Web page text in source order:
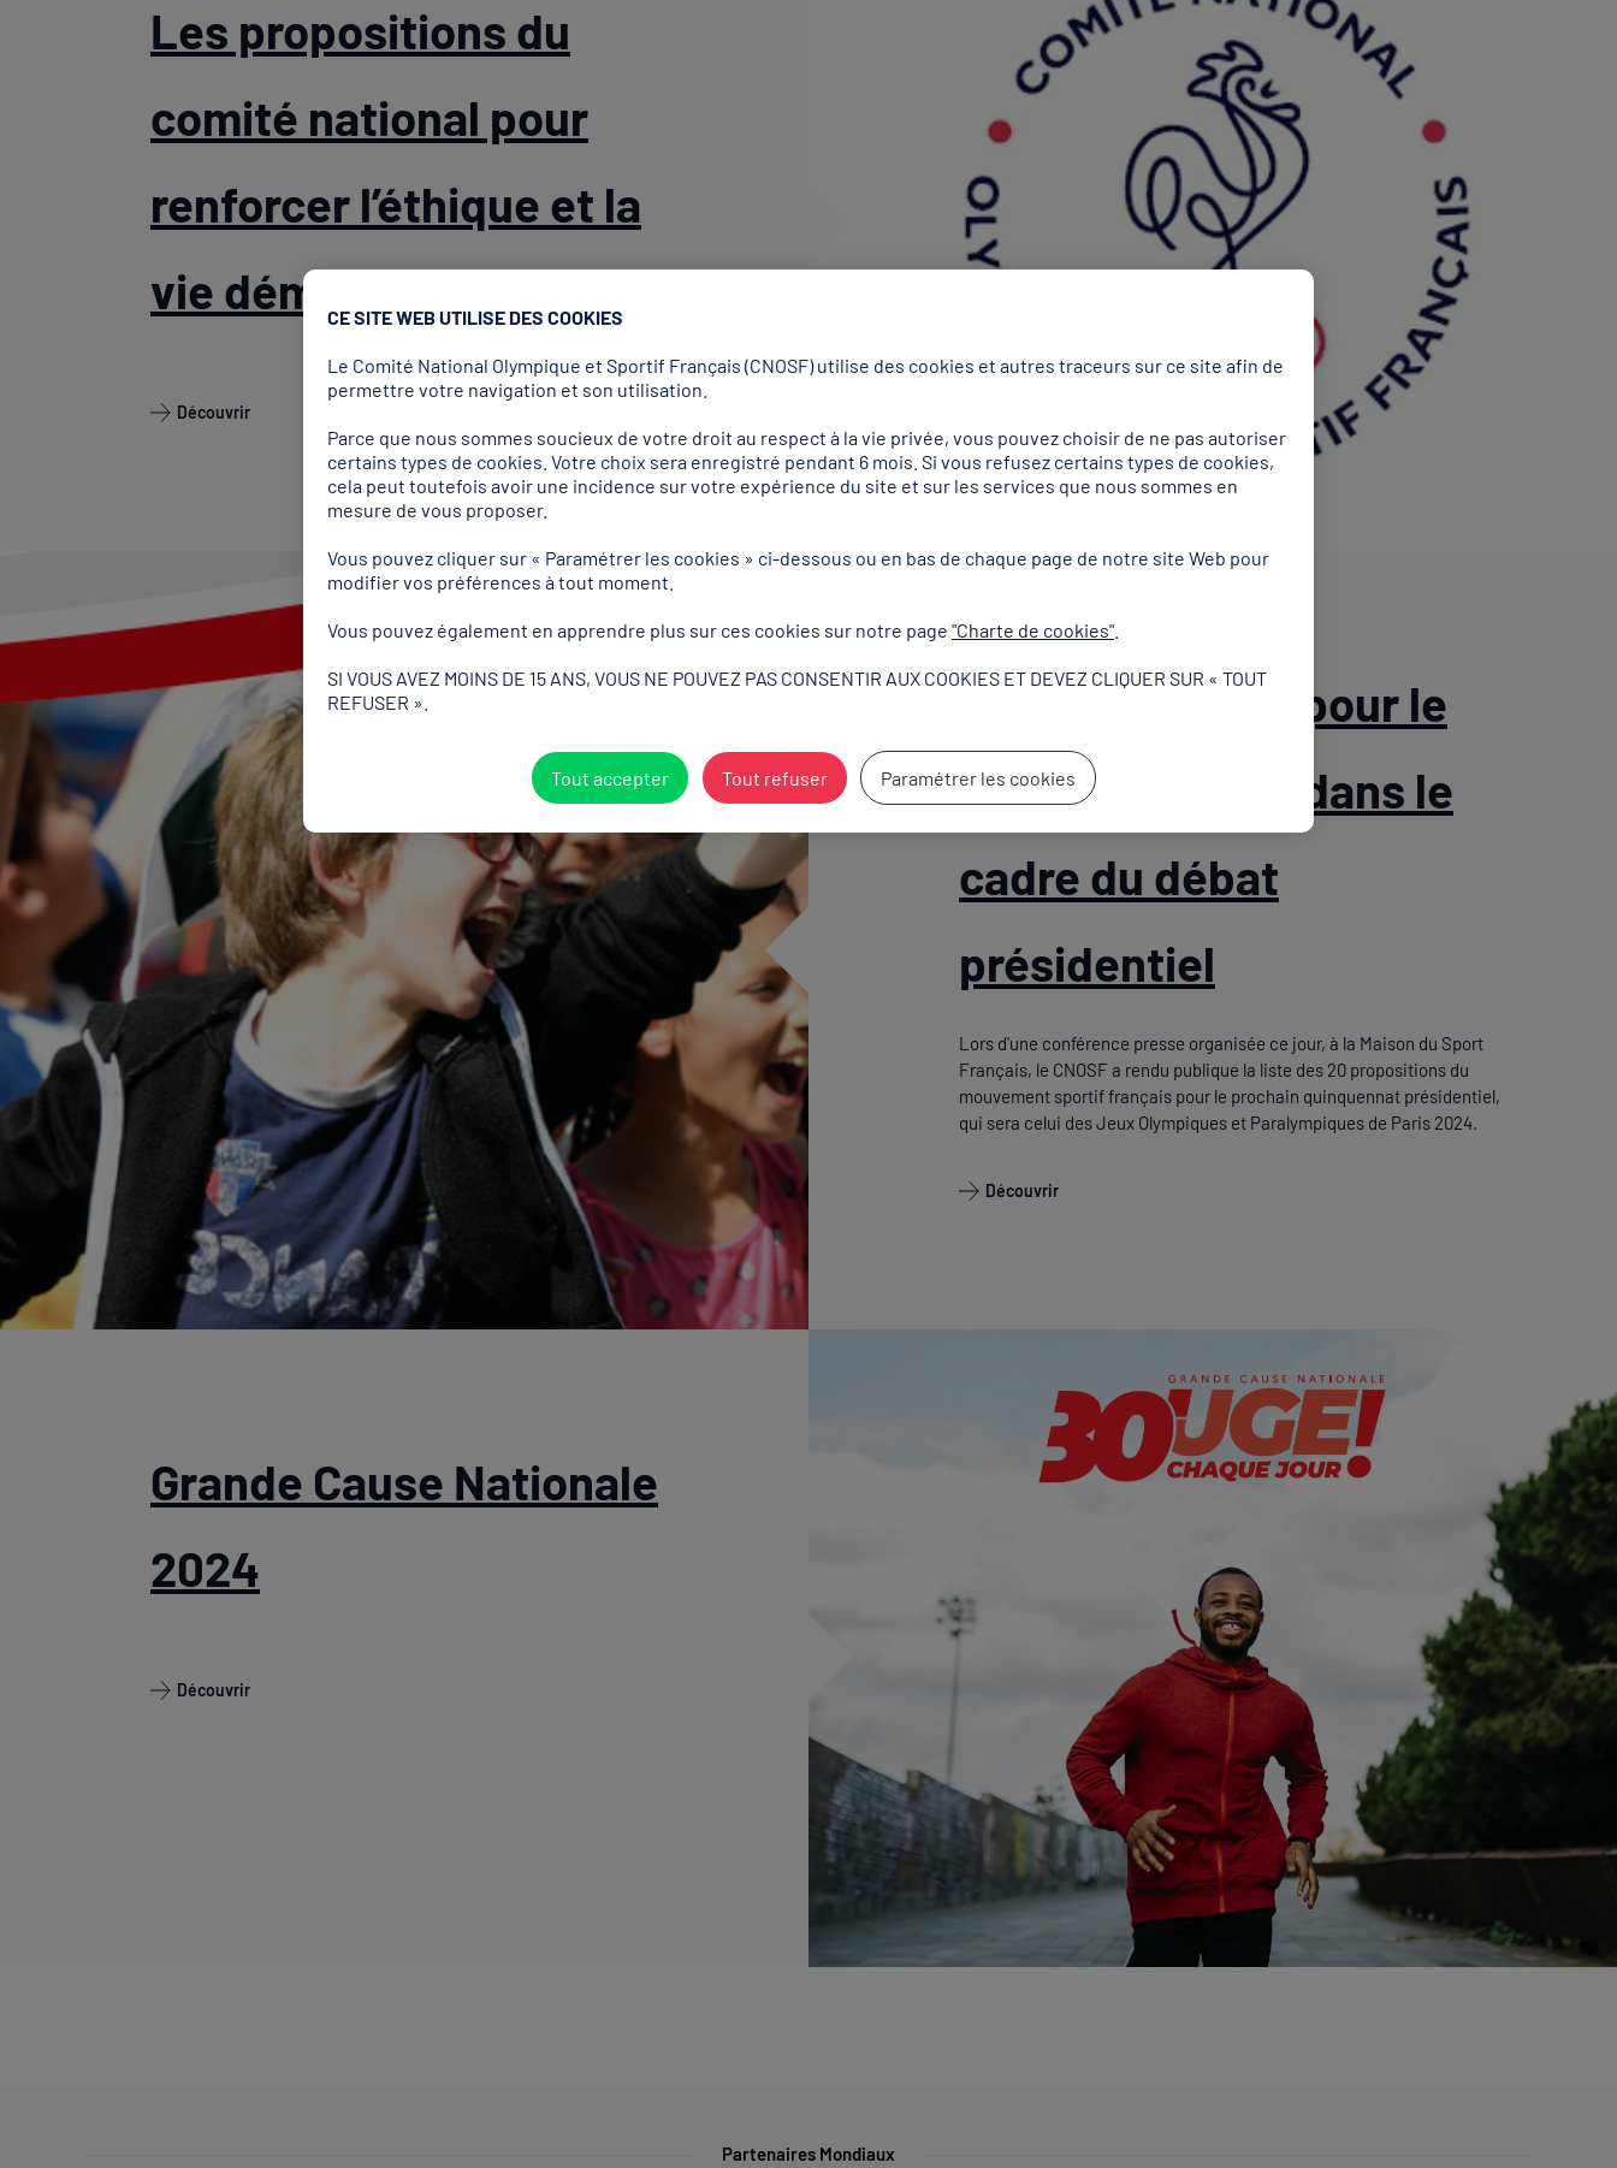
Les propositions du
comité national pour
renforcer l’éthique et la
vie démocratique
Découvrir
20 propositions pour le
sport en France dans le
cadre du débat
présidentiel
Lors d'une conférence presse organisée ce jour, à la Maison du Sport
Français, le CNOSF a rendu publique la liste des 20 propositions du
mouvement sportif français pour le prochain quinquennat présidentiel,
qui sera celui des Jeux Olympiques et Paralympiques de Paris 2024.
Découvrir
Grande Cause Nationale
2024
Découvrir
Partenaires Mondiaux
CE SITE WEB UTILISE DES COOKIES
Le Comité National Olympique et Sportif Français (CNOSF) utilise des cookies et autres traceurs sur ce site afin de
permettre votre navigation et son utilisation.
Parce que nous sommes soucieux de votre droit au respect à la vie privée, vous pouvez choisir de ne pas autoriser
certains types de cookies. Votre choix sera enregistré pendant 6 mois. Si vous refusez certains types de cookies,
cela peut toutefois avoir une incidence sur votre expérience du site et sur les services que nous sommes en
mesure de vous proposer.
Vous pouvez cliquer sur « Paramétrer les cookies » ci-dessous ou en bas de chaque page de notre site Web pour
modifier vos préférences à tout moment.
Vous pouvez également en apprendre plus sur ces cookies sur notre page "Charte de cookies"
SI VOUS AVEZ MOINS DE 15 ANS, VOUS NE POUVEZ PAS CONSENTIR AUX COOKIES ET DEVEZ CLIQUER SUR « TOUT
REFUSER ».
Tout accepter Tout refuser Paramétrer les cookies